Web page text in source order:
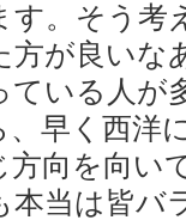
す。そう考
方が良いな
ている人が
、早く西洋
方向を向い
本当は皆バ